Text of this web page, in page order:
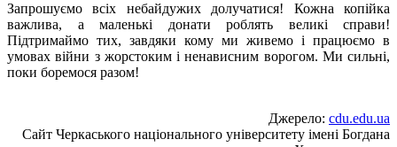
Запрошуємо всіх небайдужих долучатися! Кожна копійка
важлива, а маленькі донати роблять великі справи!
Підтримаймо тих, завдяки кому ми живемо і працюємо в
умовах війни з жорстоким і ненависним ворогом. Ми сильні,
поки боремося разом!
Джерело: cdu.edu.ua
Сайт Черкаського національного університету імені Богдана